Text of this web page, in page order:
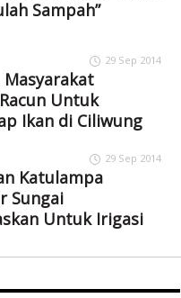
Sampah”
29 Sep 2014
Masyarakat
Untuk
Ikan di Ciliwung
29 Sep 2014
Katulampa
Sungai
Untuk Irigasi